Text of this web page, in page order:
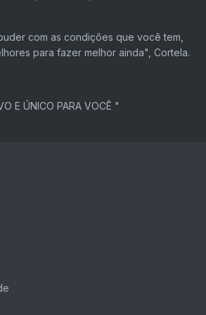
com as condições que você tem,
para fazer melhor ainda", Cortela.
E ÚNICO PARA VOCÊ "